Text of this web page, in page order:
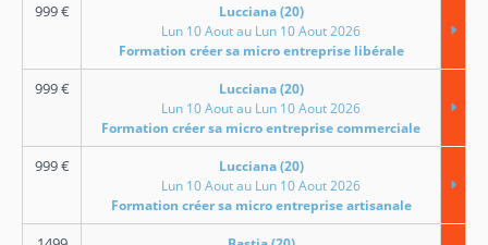
999€
Lucciana (20)
Lun 10 Aout au Lun 10 Aout 2026
Formation créer sa micro entreprise libérale
999€
Lucciana (20)
Lun 10 Aout au Lun 10 Aout 2026
Formation créer sa micro entreprise commerciale
999€
Lucciana (20)
Lun 10 Aout au Lun 10 Aout 2026
Formation créer sa micro entreprise artisanale